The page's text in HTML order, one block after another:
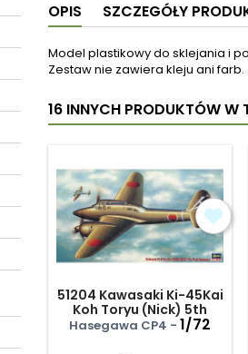
OPIS SZCZEGÓŁY
Model plastikowy do sklejania i
Zestaw nie zawiera kleju ani farb.
16 INNYCH PRODUKTÓW W
51204 Kawasaki Ki-45Kai
Koh Toryu (Nick) 5th
Flight Regiment
Hasegawa CP4 - 1/72